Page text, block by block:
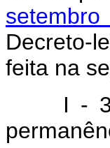
Decreto-
feita na
I -